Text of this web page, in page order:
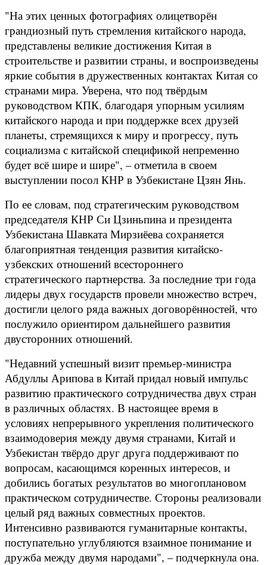
"На этих ценных фотографиях олицетворён
грандиозный путь стремления китайского народа,
представлены великие достижения Китая в
строительстве и развитии страны, и воспроизведены
яркие события в дружественных контактах Китая со
странами мира. Уверена, что под твёрдым
руководством КПК, благодаря упорным усилиям
китайского народа и при поддержке всех друзей
планеты, стремящихся к миру и прогрессу, путь
социализма с китайской спецификой непременно
будет всё шире и шире", – отметила в своем
выступлении посол КНР в Узбекистане Цзян Янь.
По ее словам, под стратегическим руководством
председателя КНР Си Цзиньпина и президента
Узбекистана Шавката Мирзиёева сохраняется
благоприятная тенденция развития китайско-
узбекских отношений всестороннего
стратегического партнерства. За последние три года
лидеры двух государств провели множество встреч,
достигли целого ряда важных договорённостей, что
послужило ориентиром дальнейшего развития
двусторонних отношений.
"Недавний успешный визит премьер-министра
Абдуллы Арипова в Китай придал новый импульс
развитию практического сотрудничества двух стран
в различных областях. В настоящее время в
условиях непрерывного укрепления политического
взаимодоверия между двумя странами, Китай и
Узбекистан твёрдо друг друга поддерживают по
вопросам, касающимся коренных интересов, и
добились богатых результатов во многоплановом
практическом сотрудничестве. Стороны реализовали
целый ряд важных совместных проектов.
Интенсивно развиваются гуманитарные контакты,
поступательно углубляются взаимное понимание и
дружба между двумя народами", – подчеркнула она.